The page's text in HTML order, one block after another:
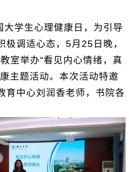
大学生心理健康日，为引导
极调适心态，5月25日晚，
室举办“看见内心情绪，真
主题活动。本次活动特邀
育中心刘润香老师，书院各